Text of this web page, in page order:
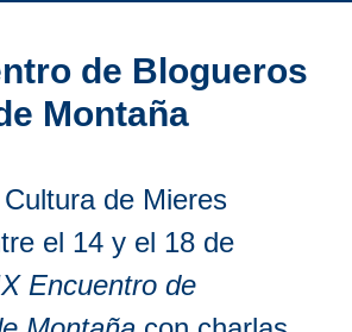
de Blogueros
Montaña
de Mieres
el 14 y el 18 de
Encuentro de